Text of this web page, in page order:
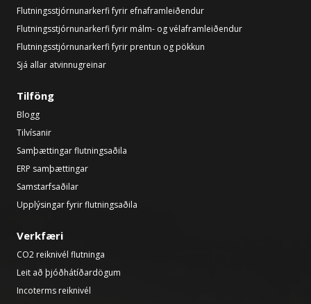
Flutningsstjórnunarkerfi fyrir efnaframleiðendur
Flutningsstjórnunarkerfi fyrir málm- og vélaframleiðendur
Flutningsstjórnunarkerfi fyrir prentun og pökkun
Sjá allar atvinnugreinar
Tilföng
Blogg
Tilvísanir
Samþættingar flutningsaðila
ERP samþættingar
Samstarfsaðilar
Upplýsingar fyrir flutningsaðila
Verkfæri
CO2 reiknivél flutninga
Leit að þjóðhátíðardögum
Incoterms reiknivél